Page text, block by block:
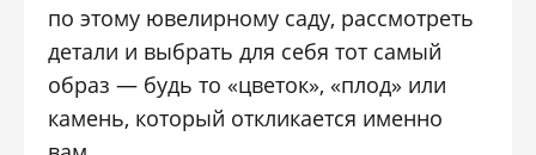
по этому ювелирному саду, рассмотреть
детали и выбрать для себя тот самый
образ — будь то «цветок», «плод» или
камень, который откликается именно